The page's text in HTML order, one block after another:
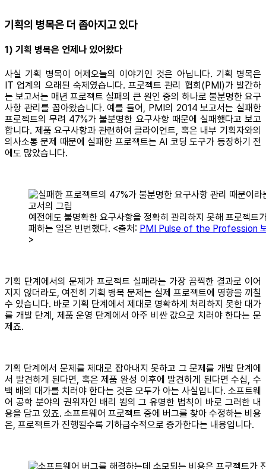
기획의 병목은 더 좁아지고 있다
1) 기획 병목은 언제나 있어왔다
사실 기획 병목이 어제오늘의 이야기인 것은 아닙니다. 기획 병목은
IT 업계의 오래된 숙제였습니다. 프로젝트 관리 협회(PMI)가 발간하
는 보고서는 매년 프로젝트 실패의 큰 원인 중의 하나로 불분명한 요구
사항 관리를 꼽아왔습니다. 예를 들어, PMI의 2014 보고서는 실패한
프로젝트의 무려 47%가 불분명한 요구사항 때문에 실패했다고 보고
합니다. 제품 요구사항과 관련하여 클라이언트, 혹은 내부 기획자와의
의사소통 문제 때문에 실패한 프로젝트는 AI 코딩 도구가 등장하기 전
에도 많았습니다.
예전에도 불명확한 요구사항을 정확히 관리하지 못해 프로젝트
패하는 일은 빈번했다. <출처: PMI Pulse of the Profession
>
기획 단계에서의 문제가 프로젝트 실패라는 가장 끔찍한 결과로 이어
지지 않더라도, 여전히 기획 병목 문제는 실제 프로젝트에 영향을 끼칠
수 있습니다. 바로 기획 단계에서 제대로 명확하게 처리하지 못한 대가
를 개발 단계, 제품 운영 단계에서 아주 비싼 값으로 치러야 한다는 문
제죠.
기획 단계에서 문제를 제대로 잡아내지 못하고 그 문제를 개발 단계에
서 발견하게 된다면, 혹은 제품 완성 이후에 발견하게 된다면 수십, 수
백 배의 대가를 치러야 한다는 것은 모두가 아는 사실입니다. 소프트웨
어 공학 분야의 권위자인 배리 뵘의 그 유명한 법칙이 바로 그러한 내
용을 담고 있죠. 소프트웨어 프로젝트 중에 버그를 찾아 수정하는 비용
은, 프로젝트가 진행될수록 기하급수적으로 증가한다는 내용입니다.